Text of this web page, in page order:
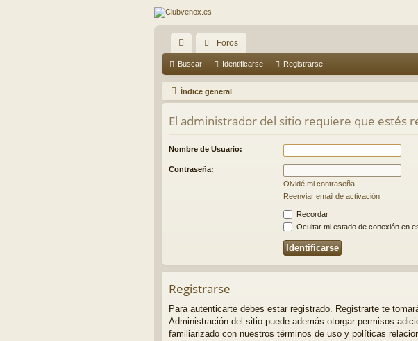
nl
ac
es
rá
pi
do
Foros
Buscar Identificarse Registrarse
Índice general
El administrador del sitio requiere que estés
Nombre de Usuario:
Contraseña:
Olvidé mi contraseña
Reenviar email de activación
Recordar
Ocultar mi estado de conexión en
Registrarse
Para autenticarte debes estar registrado. Registrarte te
Administración del sitio puede además otorgar permisos
familiarizado con nuestros términos de uso y políticas